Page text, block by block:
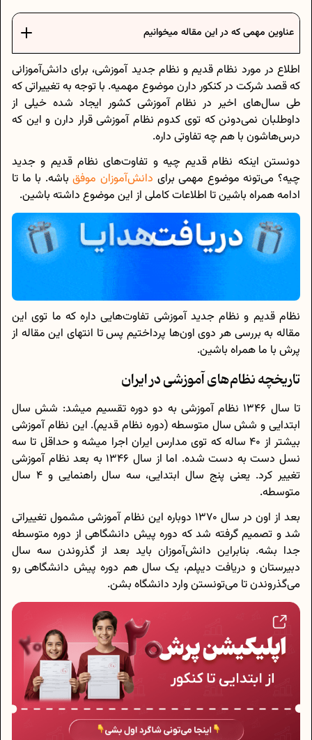
عناوین مهمی که در این مقاله میخوانیم
اطلاع در مورد نظام قدیم و نظام جدید آموزشی، برای دانش‌آموزانی
که قصد شرکت در کنکور دارن موضوع مهمیه. با توجه به تغییراتی که
طی سال‌های اخیر در نظام آموزشی کشور ایجاد شده خیلی از
داوطلبان نمی‌دونن که توی کدوم نظام آموزشی قرار دارن و این که
درس‌هاشون با هم چه تفاوتی داره.
دونستن اینکه نظام قدیم چیه و تفاوت‌های نظام قدیم و جدید
چیه؟ می‌تونه موضوع مهمی برای دانش‌آموزان موفقباشه. با ما تا
ادامه همراه باشین تا اطلاعات کاملی از این موضوع داشته باشین.
نظام قدیم و نظام جدید آموزشی تفاوت‌هایی داره که ما توی این
مقاله به بررسی هر دوی اون‌ها پرداختیم پس تا انتهای این مقاله از
پرش با ما همراه باشین.
تاریخچه‌ نظام‌های آموزشی در ایران
تا سال 1346 نظام آموزشی به دو دوره تقسیم میشد: شش سال
ابتدایی و شش سال متوسطه (دوره نظام قدیم). این نظام آموزشی
بیشتر از 40 ساله که توی مدارس ایران اجرا میشه و حداقل تا سه
نسل دست به دست شده. اما از سال 1346 به بعد نظام آموزشی
تغییر کرد. یعنی پنج سال ابتدایی، سه سال راهنمایی و 4 سال
متوسطه.
بعد از اون در سال 1370 دوباره این نظام آموزشی مشمول تغییراتی
شد و تصمیم گرفته شد که دوره پیش دانشگاهی از دوره متوسطه
جدا بشه. بنابراین دانش‌آموزان باید بعد از گذروندن سه سال
دبیرستان و دریافت دیپلم، یک سال هم دوره پیش دانشگاهی رو
می‌گذروندن تا می‌تونستن وارد دانشگاه بشن.